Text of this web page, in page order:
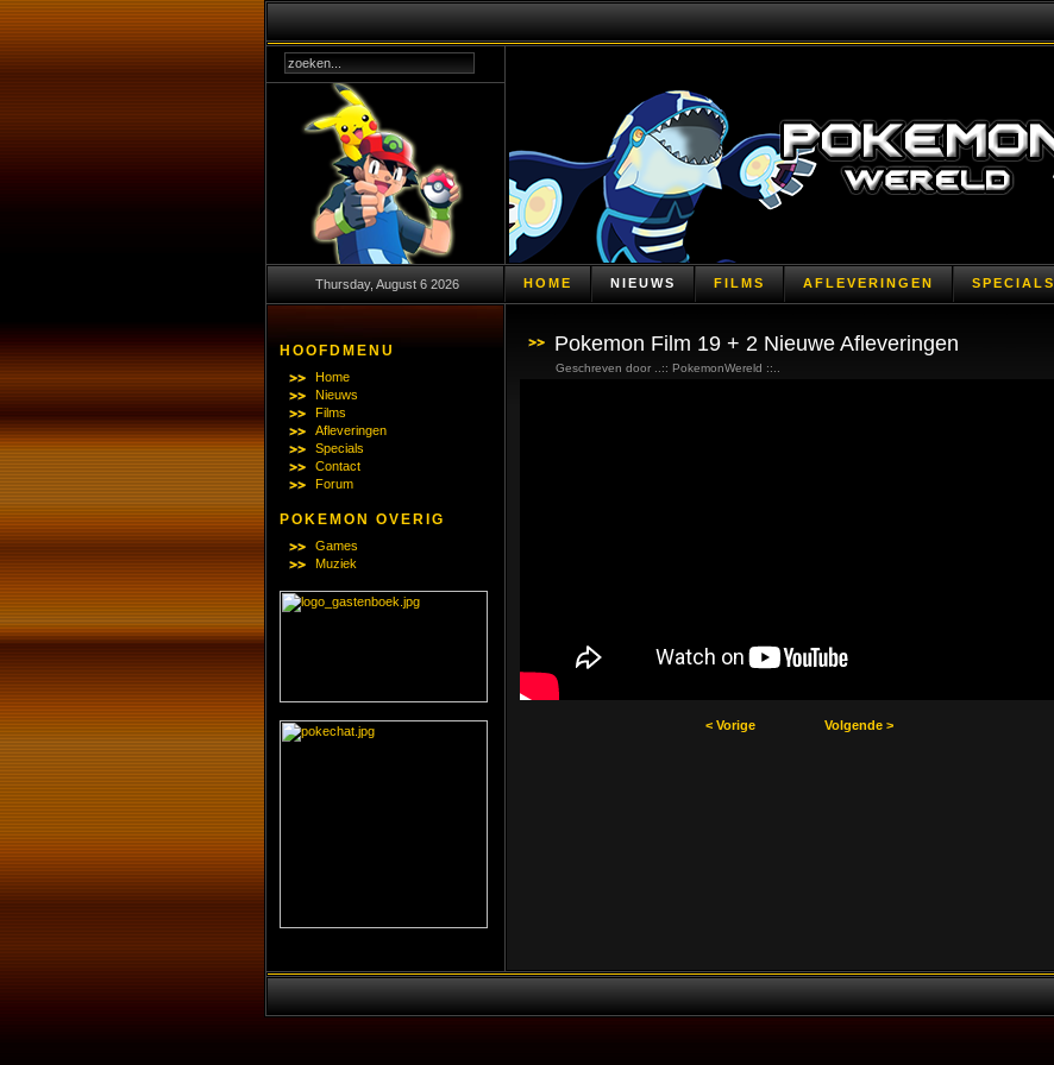
Thursday, August 6 2026 HOME NIEUWS FILMS AFLEVERINGEN SPECIALS
HOOFDMENU
Home
Nieuws
Films
Afleveringen
Specials
Contact
Forum
POKEMON OVERIG
Games
Muziek
Pokemon Film 19 + 2 Nieuwe Afleveringen
Geschreven door ..:: PokemonWereld ::..
< Vorige Volgende >